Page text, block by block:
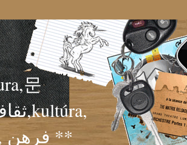
문
文化,Kultur, فرهن **